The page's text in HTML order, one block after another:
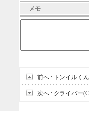
メモ
前へ : トンイルく
次へ : クライバー